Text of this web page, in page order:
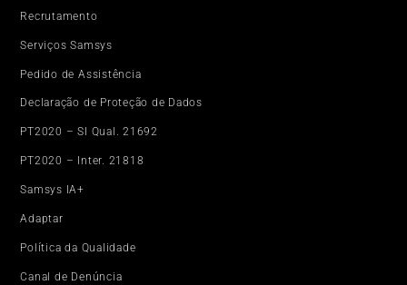
Recrutamento
Serviços Samsys
Pedido de Assistência
Declaração de Proteção de Dados
PT2020 – SI Qual. 21692
PT2020 – Inter. 21818
Samsys IA+
Adaptar
Política da Qualidade
Canal de Denúncia